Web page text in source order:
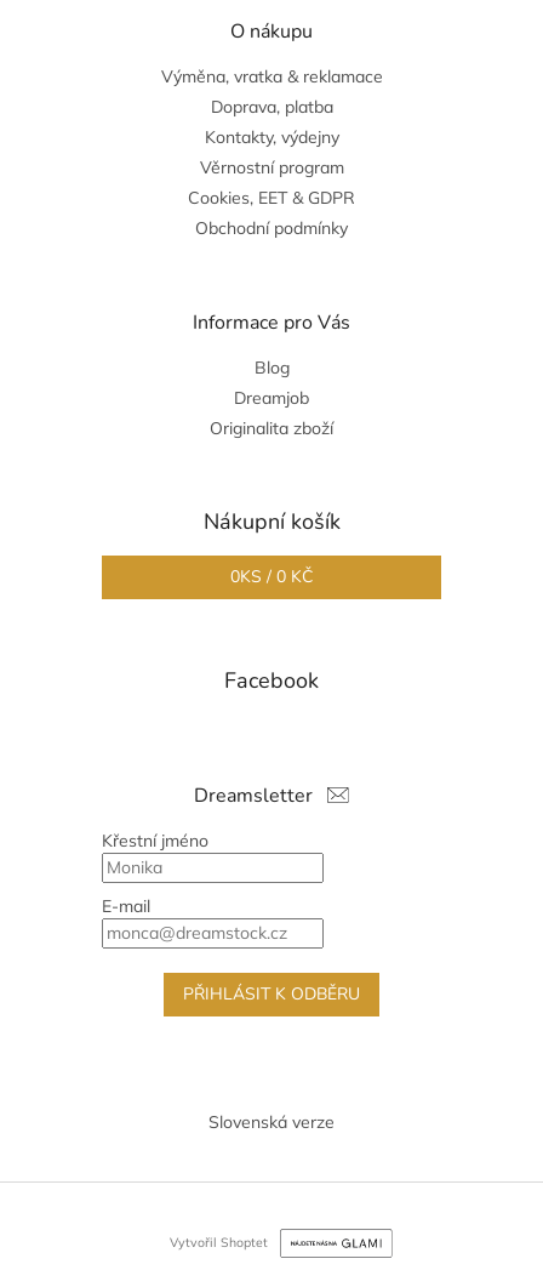
O nákupu
Výměna, vratka & reklamace
Doprava, platba
Kontakty, výdejny
Věrnostní program
Cookies, EET & GDPR
Obchodní podmínky
Informace pro Vás
Blog
Dreamjob
Originalita zboží
Nákupní košík
0KS / 0 KČ
Facebook
Dreamsletter
Křestní jméno
E-mail
PŘIHLÁSIT K ODBĚRU
Slovenská verze
Vytvořil Shoptet